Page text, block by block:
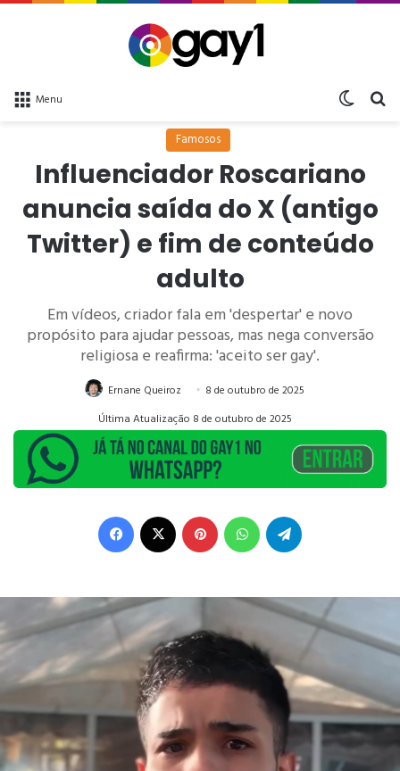
Menu
Famosos
Influenciador Roscariano
anuncia saída do X (antigo
Twitter) e fim de conteúdo
adulto
Em vídeos, criador fala em 'despertar' e novo
propósito para ajudar pessoas, mas nega conversão
religiosa e reafirma: 'aceito ser gay'.
Ernane Queiroz
8 de outubro de 2025
Última Atualização 8 de outubro de 2025
Facebook Pinterest WhatsApp